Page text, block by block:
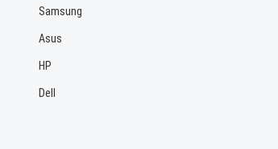
Samsung
Asus
HP
Dell